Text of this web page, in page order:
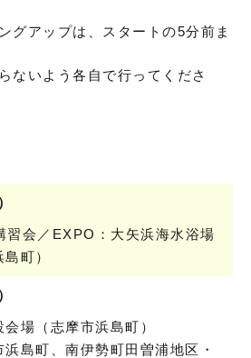
グアップは、スタートの5分前ま
ないよう各自で行ってくださ
習会／EXPO：大矢浜海水浴場
町）
場（志摩市浜島町）
島町、南伊勢町田曽浦地区・